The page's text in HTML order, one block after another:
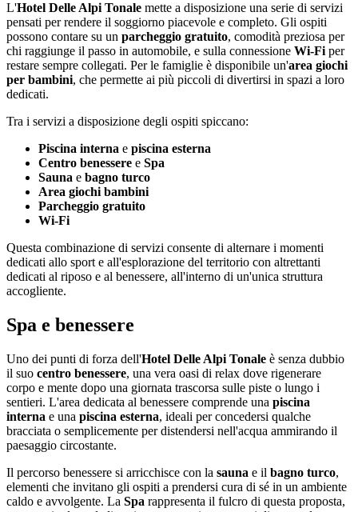
L'Hotel Delle Alpi Tonale mette a disposizione una serie di servizi
pensati per rendere il soggiorno piacevole e completo. Gli ospiti
possono contare su un parcheggio gratuito, comodità preziosa per
chi raggiunge il passo in automobile, e sulla connessione Wi-Fi per
restare sempre collegati. Per le famiglie è disponibile un'area giochi
per bambini, che permette ai più piccoli di divertirsi in spazi a loro
dedicati.
Tra i servizi a disposizione degli ospiti spiccano:
Piscina interna e piscina esterna
Centro benessere e Spa
Sauna e bagno turco
Area giochi bambini
Parcheggio gratuito
Wi-Fi
Questa combinazione di servizi consente di alternare i momenti
dedicati allo sport e all'esplorazione del territorio con altrettanti
dedicati al riposo e al benessere, all'interno di un'unica struttura
accogliente.
Spa e benessere
Uno dei punti di forza dell'Hotel Delle Alpi Tonale è senza dubbio
il suo centro benessere, una vera oasi di relax dove rigenerare
corpo e mente dopo una giornata trascorsa sulle piste o lungo i
sentieri. L'area dedicata al benessere comprende una piscina
interna e una piscina esterna, ideali per concedersi qualche
bracciata o semplicemente per distendersi nell'acqua ammirando il
paesaggio circostante.
Il percorso benessere si arricchisce con la sauna e il bagno turco,
elementi che invitano gli ospiti a prendersi cura di sé in un ambiente
caldo e avvolgente. La Spa rappresenta il fulcro di questa proposta,